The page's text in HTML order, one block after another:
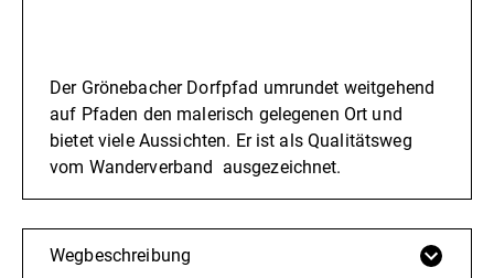
Der Grönebacher Dorfpfad umrundet weitgehend
auf Pfaden den malerisch gelegenen Ort und
bietet viele Aussichten. Er ist als Qualitätsweg
vom Wanderverband ausgezeichnet.
Wegbeschreibung